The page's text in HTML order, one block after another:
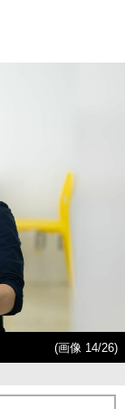
(画像 14/26)